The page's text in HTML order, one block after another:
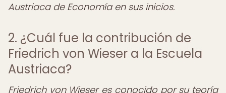
Austriaca de Economía en sus inicios.
2. ¿Cuál fue la contribución de
Friedrich von Wieser a la Escuela
Austriaca?
Friedrich von Wieser es conocido por su teoría